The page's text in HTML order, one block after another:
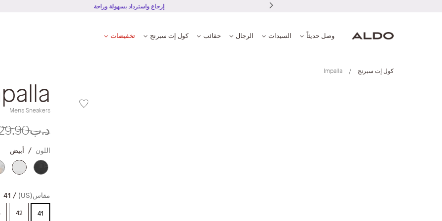
إرجاع واسترداد بسهولة وراحة
وصل حديثاً السيدات الرجال حقائب كول إت سبرنج تخفيضات
كول إت سبرنج Impalla
Mens Sneakers
د.ب29.90
اللون أبيض
مقاس(US) 41
41
42